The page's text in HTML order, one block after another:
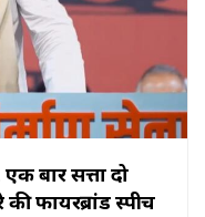
बार सत्ता दो
फायरब्रांड स्पीच